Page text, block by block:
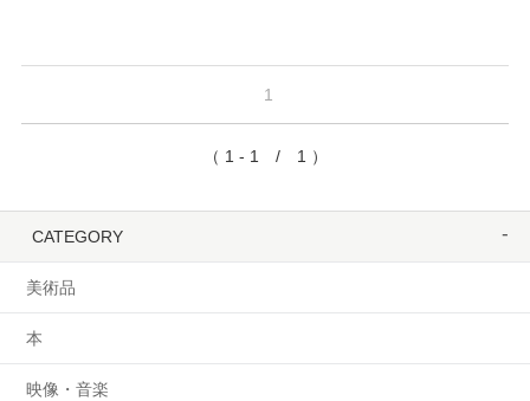
1
（ 1 - 1 / 1 ）
CATEGORY
美術品
本
映像・音楽